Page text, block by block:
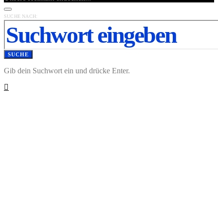
SUCHE NACH:
SUCHE
Gib dein Suchwort ein und drücke Enter.